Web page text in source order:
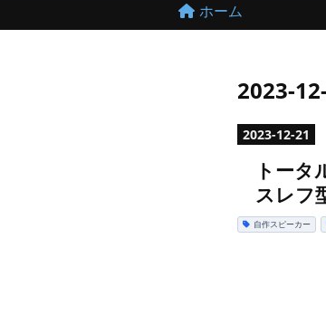
ホーム
2023-
2023-12-21
トータ
スレフ
自作スピーカー